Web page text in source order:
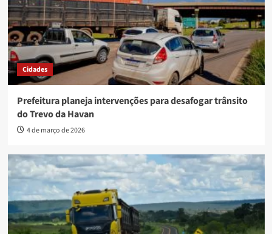
Cidades
Prefeitura planeja intervenções para desafogar trânsito
do Trevo da Havan
4 de março de 2026